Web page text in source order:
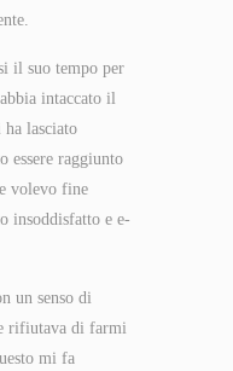
il suo tempo per
intaccato il
lasciato
essere raggiunto
volevo fine
insoddisfatto e e-
un senso di
rifiutava di farmi
mi fa